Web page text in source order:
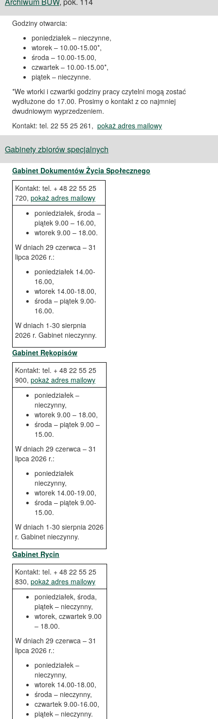
Godziny otwarcia:
poniedziałek – nieczynne,
wtorek – 10.00-15.00*,
środa – 10.00-15.00,
czwartek – 10.00-15.00*,
piątek – nieczynne.
*We wtorki i czwartki godziny pracy czytelni mogą zostać
wydłużone do 17.00. Prosimy o kontakt z co najmniej
dwudniowym wyprzedzeniem.
Kontakt: tel. 22 55 25 261, pokaż adres mailowy
Gabinety zbiorów specjalnych
Gabinet Dokumentów Życia Społecznego
Kontakt: tel. + 48 22 55 25
720, pokaż adres mailowy
poniedziałek, środa –
piątek 9.00 – 16.00,
wtorek 9.00 – 18.00.
W dniach 29 czerwca – 31
lipca 2026 r.:
poniedziałek 14.00-
16.00,
wtorek 14.00-18.00,
środa – piątek 9.00-
16.00.
W dniach 1-30 sierpnia
2026 r. Gabinet nieczynny.
Gabinet Rękopisów
Kontakt: tel. + 48 22 55 25
900, pokaż adres mailowy
poniedziałek –
nieczynny,
wtorek 9.00 – 18.00,
środa – piątek 9.00 –
15.00.
W dniach 29 czerwca – 31
lipca 2026 r.:
poniedziałek
nieczynny,
wtorek 14.00-19.00,
środa – piątek 9.00-
15.00.
W dniach 1-30 sierpnia 2026
r. Gabinet nieczynny.
Gabinet Rycin
Kontakt: tel. + 48 22 55 25
830, pokaż adres mailowy
poniedziałek, środa,
piątek – nieczynny,
wtorek, czwartek 9.00
– 18.00.
W dniach 29 czerwca – 31
lipca 2026 r.:
poniedziałek –
nieczynny,
wtorek 14.00-18.00,
środa – nieczynny,
czwartek 9.00-16.00,
piątek – nieczynny.